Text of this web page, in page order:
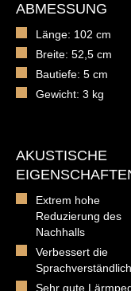
ABMESSUNG
Länge: 102 cm
Breite: 52,5 cm
Bautiefe: 5 cm
Gewicht: 3 kg
AKUSTISCHE
Extrem hohe
Reduzierung des
Nachhalls
Verbessert die
Sehr gute